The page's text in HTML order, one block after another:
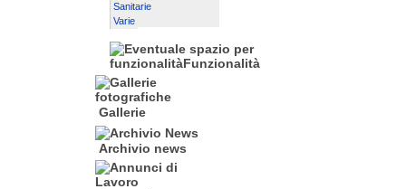
Sanitarie
Varie
Gallerie
Archivio news